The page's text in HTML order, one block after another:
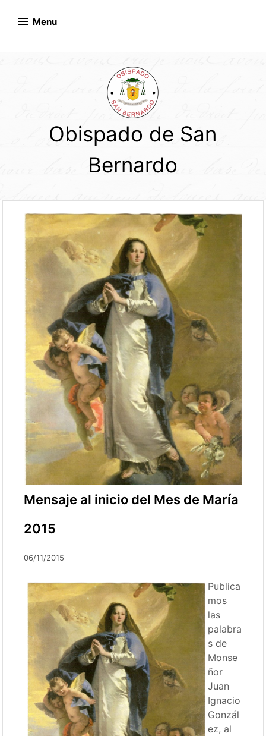
Menu
Obispado de San
Bernardo
Mensaje al inicio del Mes de María
2015
06/11/2015
Publica
mos
las
palabra
s de
Monse
ñor
Juan
Ignacio
Gonzál
ez, al